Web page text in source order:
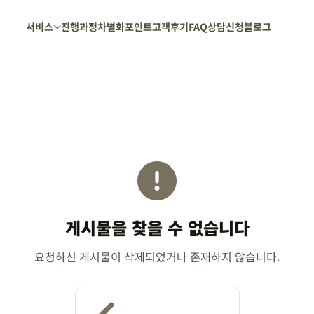
서비스 진행과정차별화포인트고객후기FAQ상담신청블로그
게시물을 찾을 수 없습니다
요청하신 게시물이 삭제되었거나 존재하지 않습니다.